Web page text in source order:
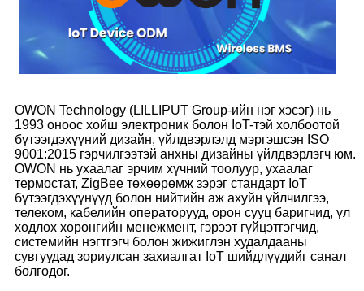
OWON Technology (LILLIPUT Group-ийн нэг хэсэг) нь
1993 оноос хойш электроник болон IoT-тэй холбоотой
бүтээгдэхүүний дизайн, үйлдвэрлэлд мэргэшсэн ISO
9001:2015 гэрчилгээтэй анхны дизайны үйлдвэрлэгч юм.
OWON нь ухаалаг эрчим хүчний тоолуур, ухаалаг
термостат, ZigBee төхөөрөмж зэрэг стандарт IoT
бүтээгдэхүүнүүд болон нийтийн аж ахуйн үйлчилгээ,
телеком, кабелийн операторууд, орон сууц баригчид, үл
хөдлөх хөрөнгийн менежмент, гэрээт гүйцэтгэгчид,
системийн нэгтгэгч болон жижиглэн худалдааны
сувгуудад зориулсан захиалгат IoT шийдлүүдийг санал
болгодог.